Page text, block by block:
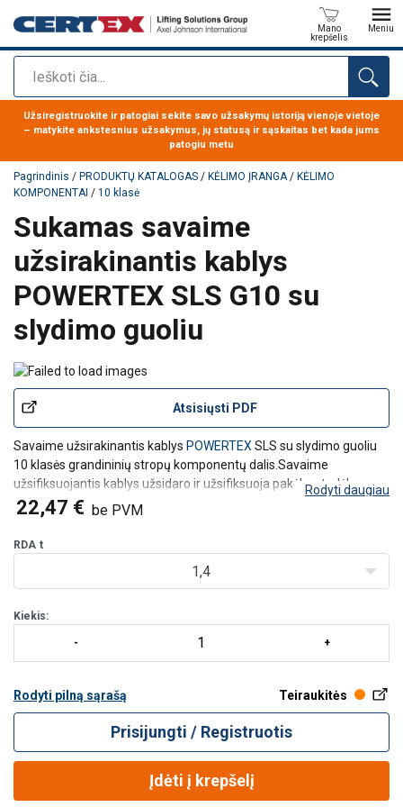
Paieška
Mano
krepšelis
Meniu
Produktas buvo pridėtas prie jūsų užklausos
Užsiregistruokite ir patogiai sekite savo užsakymų istoriją vienoje vietoje
– matykite ankstesnius užsakymus, jų statusą ir sąskaitas bet kada jums
patogiu metu
Pagrindinis / PRODUKTŲ KATALOGAS / KĖLIMO ĮRANGA/ KĖLIMO
KOMPONENTAI / 10 klasė
Sukamas savaime
užsirakinantis kablys
POWERTEX SLS G10 su
slydimo guoliu
Atsisiųsti PDF
Savaime užsirakinantis kablys POWERTEX SLS su slydimo guoliu
10 klasės grandininių stropų komponentų dalis. Savaime
užsifiksuojantis kablys užsidaro ir užsifiksuoja pakėlus, todėl yra
saugus naudoti kėlimo kablys.
užpakalinėje dalyje esantį užraktą.
Rodyti daugiau
22,47 € be PVM
RDA t
1,4
Kiekis:
Rodyti pilną sąrašą Teiraukitės
Prisijungti / Registruotis
Įdėti į krepšelį